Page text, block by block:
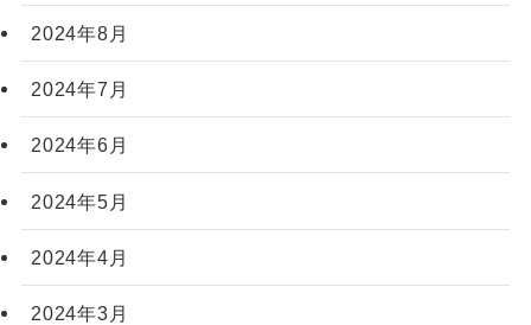
2024年8月
2024年7月
2024年6月
2024年5月
2024年4月
2024年3月